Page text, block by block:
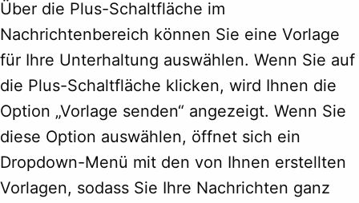
Über die Plus-Schaltfläche im
Nachrichtenbereich können Sie eine Vorlage
für Ihre Unterhaltung auswählen. Wenn Sie auf
die Plus-Schaltfläche klicken, wird Ihnen die
Option „Vorlage senden“ angezeigt. Wenn Sie
diese Option auswählen, öffnet sich ein
Dropdown-Menü mit den von Ihnen erstellten
Vorlagen, sodass Sie Ihre Nachrichten ganz